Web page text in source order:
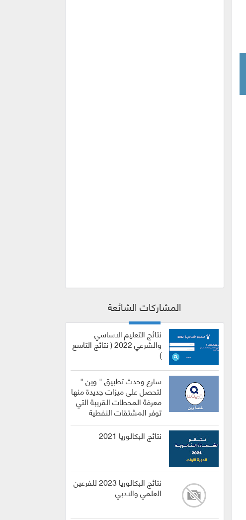
المشاركات الشائعة
نتائج التعليم الاساسي
والشرعي 2022 ( نتائج التاسع
)
سارع وحدث تطبيق " وين "
لتحصل على ميزات جديدة منها
معرفة المحطات القريبة التي
توفر المشتقات النفطية
نتائج البكالوريا 2021
نتائج البكالوريا 2023 للفرعين
العلمي والادبي